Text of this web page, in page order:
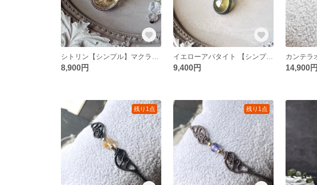
8,900円
イエローアパタイト 【シンプルminiシリーズ】 マクラメネックレス
9,400円 14,900円
残り1点 残り1点